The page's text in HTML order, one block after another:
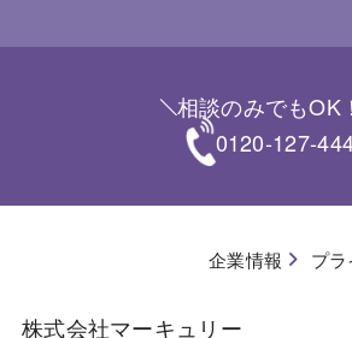
相談のみでもOK！
0120-127-
株式会社マーキュリー
企業情報 プ